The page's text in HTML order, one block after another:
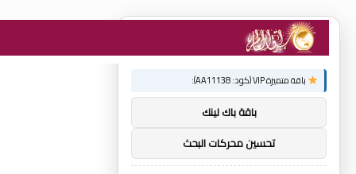
توصيات :
باقة متميزة VIP (كود: AA11138):
باقة باك لينك
تحسين محركات البحث